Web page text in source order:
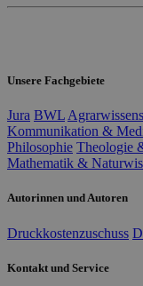
Unsere Fachgebiete
Jura BWL
Kommunikation &
Philosophie Theologie
Mathematik &
Autorinnen und Autoren
Druckkostenzuschuss
Kontakt und Service